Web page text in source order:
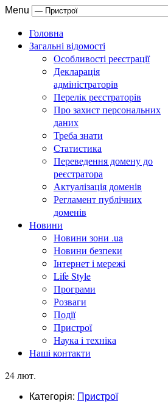
Menu
Головна
Загальні відомості
Особливості реєстрації
Декларація
адміністраторів
Перелік реєстраторів
Про захист персональних
даних
Треба знати
Статистика
Переведення домену до
реєстратора
Актуалізація доменів
Регламент публічних
доменів
Новини
Новини зони .ua
Новини безпеки
Інтернет і мережі
Life Style
Програми
Розваги
Події
Пристрої
Наука і техніка
Наші контакти
24 лют.
Категорія: Пристрої